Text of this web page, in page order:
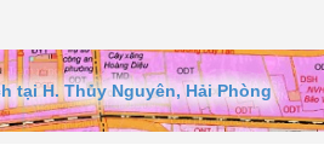
Phòng.
tại H. Thủy Nguyên, Hải Phòng